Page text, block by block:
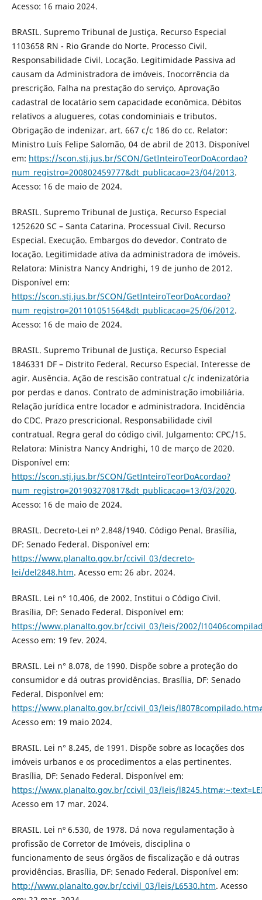
Acesso: 16 maio 2024.
BRASIL. Supremo Tribunal de Justiça. Recurso Especial
1103658 RN - Rio Grande do Norte. Processo Civil.
Responsabilidade Civil. Locação. Legitimidade Passiva ad
causam da Administradora de imóveis. Inocorrência da
prescrição. Falha na prestação do serviço. Aprovação
cadastral de locatário sem capacidade econômica. Débitos
relativos a alugueres, cotas condominiais e tributos.
Obrigação de indenizar. art. 667 c/c 186 do cc. Relator:
Ministro Luís Felipe Salomão, 04 de abril de 2013. Disponível
em: https://scon.stj.jus.br/SCON/GetInteiroTeorDoAcordao?
num_registro=200802459777&dt_publicacao=23/04/2013.
Acesso: 16 de maio de 2024.
BRASIL. Supremo Tribunal de Justiça. Recurso Especial
1252620 SC – Santa Catarina. Processual Civil. Recurso
Especial. Execução. Embargos do devedor. Contrato de
locação. Legitimidade ativa da administradora de imóveis.
Relatora: Ministra Nancy Andrighi, 19 de junho de 2012.
Disponível em:
https://scon.stj.jus.br/SCON/GetInteiroTeorDoAcordao?
num_registro=201101051564&dt_publicacao=25/06/2012.
Acesso: 16 de maio de 2024.
BRASIL. Supremo Tribunal de Justiça. Recurso Especial
1846331 DF – Distrito Federal. Recurso Especial. Interesse de
agir. Ausência. Ação de rescisão contratual c/c indenizatória
por perdas e danos. Contrato de administração imobiliária.
Relação jurídica entre locador e administradora. Incidência
do CDC. Prazo prescricional. Responsabilidade civil
contratual. Regra geral do código civil. Julgamento: CPC/15.
Relatora: Ministra Nancy Andrighi, 10 de março de 2020.
Disponível em:
https://scon.stj.jus.br/SCON/GetInteiroTeorDoAcordao?
num_registro=201903270817&dt_publicacao=13/03/2020.
Acesso: 16 de maio de 2024.
BRASIL. Decreto-Lei nº 2.848/1940. Código Penal. Brasília,
DF: Senado Federal. Disponível em:
https://www.planalto.gov.br/ccivil_03/decreto-
lei/del2848.htm. Acesso em: 26 abr. 2024.
BRASIL. Lei n° 10.406, de 2002. Institui o Código Civil.
Brasília, DF: Senado Federal. Disponível em:
https://www.planalto.gov.br/ccivil_03/leis/2002/
Acesso em: 19 fev. 2024.
BRASIL. Lei n° 8.078, de 1990. Dispõe sobre a proteção do
consumidor e dá outras providências. Brasília, DF: Senado
Federal. Disponível em:
https://www.planalto.gov.br/ccivil_03/leis/
Acesso em: 19 maio 2024.
BRASIL. Lei n° 8.245, de 1991. Dispõe sobre as locações dos
imóveis urbanos e os procedimentos a elas pertinentes.
Brasília, DF: Senado Federal. Disponível em:
https://www.planalto.gov.br/ccivil_03/leis/
Acesso em 17 mar. 2024.
BRASIL. Lei nº 6.530, de 1978. Dá nova regulamentação à
profissão de Corretor de Imóveis, disciplina o
funcionamento de seus órgãos de fiscalização e dá outras
providências. Brasília, DF: Senado Federal. Disponível em:
http://www.planalto.gov.br/ccivil_03/leis/L6530.htm. Acesso